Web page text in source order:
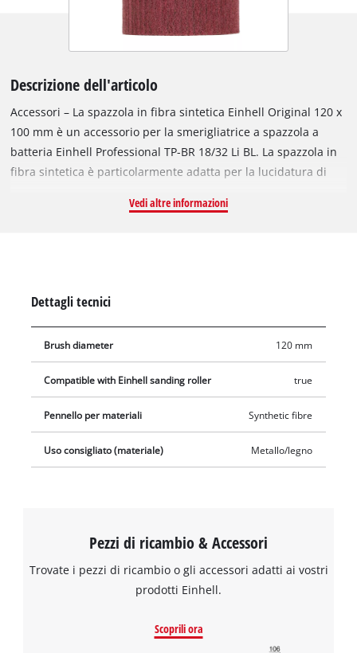
Descrizione dell'articolo
Accessori – La spazzola in fibra sintetica Einhell Original 120 x
100 mm è un accessorio per la smerigliatrice a spazzola a
batteria Einhell Professional TP-BR 18/32 Li BL. La spazzola in
fibra sintetica è particolarmente adatta per la lucidatura di
ad esempio con la spazzola in fibra di ottone. La spazzola in
Vedi altre informazioni
Dettagli tecnici
Brush diameter 120 mm
Compatible with Einhell sanding roller true
Pennello per materiali Synthetic fibre
Uso consigliato (materiale) Metallo/legno
Pezzi di ricambio & Accessori
Trovate i pezzi di ricambio o gli accessori adatti ai vostri
prodotti Einhell.
Scoprili ora